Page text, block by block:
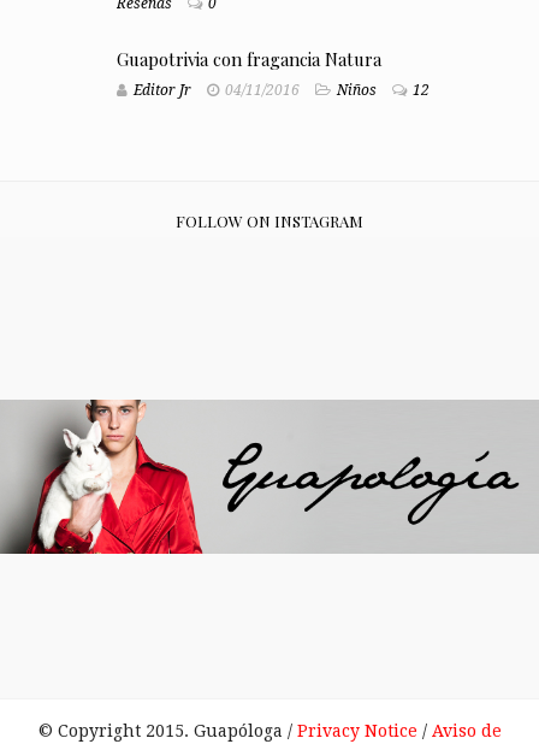
Guapotrivia con fragancia Natura
Editor Jr 04/11/2016 Niños 12
FOLLOW ON INSTAGRAM
© Copyright 2015. Guapóloga / Privacy Notice / Aviso de